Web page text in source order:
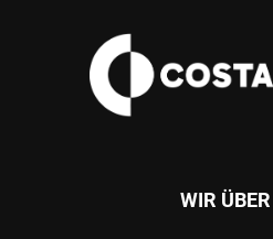
WIR